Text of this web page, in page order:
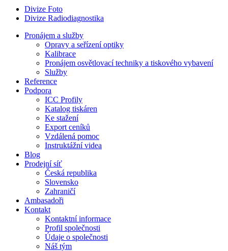
Divize Foto
Divize Radiodiagnostika
Pronájem a služby
Opravy a seřízení optiky
Kalibrace
Pronájem osvětlovací techniky a tiskového vybavení
Služby
Reference
Podpora
ICC Profily
Katalog tiskáren
Ke stažení
Export ceníků
Vzdálená pomoc
Instruktážní videa
Blog
Prodejní síť
Česká republika
Slovensko
Zahraničí
Ambasadoři
Kontakt
Kontaktní informace
Profil společnosti
Údaje o společnosti
Náš tým